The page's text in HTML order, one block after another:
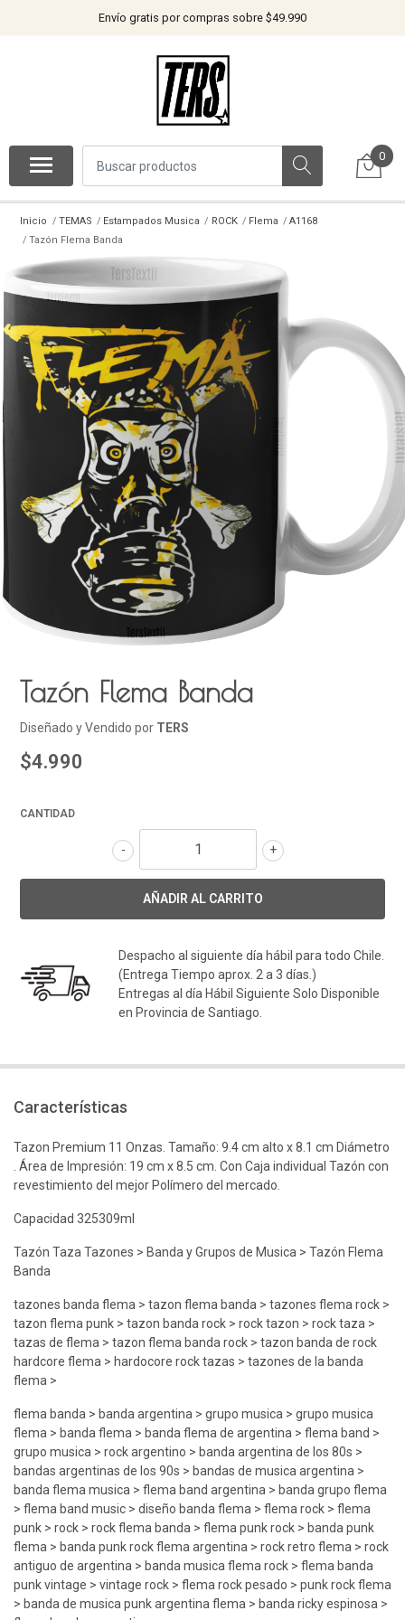
Envío gratis por compras sobre $49.990
0
Inicio TEMAS Estampados Musica ROCK Flema
A1168
Tazón Flema Banda
Tazón Flema Banda
Diseñado y Vendido por TERS
$4.990
CANTIDAD
+
-
Despacho al siguiente día hábil para todo Chile.
(Entrega Tiempo aprox. 2 a 3 días.)
Entregas al día Hábil Siguiente Solo Disponible
en Provincia de Santiago.
Características
Tazon Premium 11 Onzas. Tamaño: 9.4 cm alto x 8.1 cm Diámetro
. Área de Impresión: 19 cm x 8.5 cm. Con Caja individual Tazón con
revestimiento del mejor Polímero del mercado.
Capacidad 325309ml
Tazón Taza Tazones > Banda y Grupos de Musica > Tazón Flema
Banda
tazones banda flema > tazon flema banda > tazones flema rock >
tazon flema punk > tazon banda rock > rock tazon > rock taza >
tazas de flema > tazon flema banda rock > tazon banda de rock
hardcore flema > hardocore rock tazas > tazones de la banda
flema >
flema banda > banda argentina > grupo musica > grupo musica
flema > banda flema > banda flema de argentina > flema band >
grupo musica > rock argentino > banda argentina de los 80s >
bandas argentinas de los 90s > bandas de musica argentina >
banda flema musica > flema band argentina > banda grupo flema
> flema band music > diseño banda flema > flema rock > flema
punk > rock > rock flema banda > flema punk rock > banda punk
flema > banda punk rock flema argentina > rock retro flema > rock
antiguo de argentina > banda musica flema rock > flema banda
punk vintage > vintage rock > flema rock pesado > punk rock flema
> banda de musica punk argentina flema > banda ricky espinosa >